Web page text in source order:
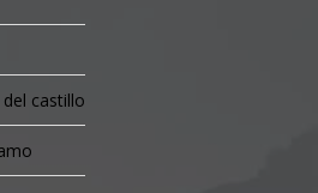
castillo